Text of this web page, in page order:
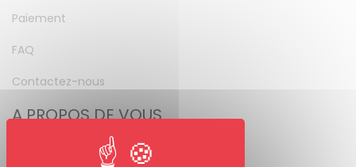
Paiement
FAQ
Contactez-nous
A PROPOS DE VOUS